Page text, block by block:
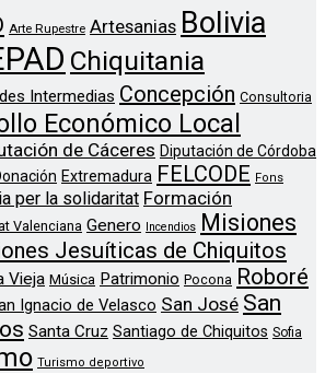
Arte Rupestre Artesanias Bolivia
Chiquitania
Intermedias Concepción Consultoria
Económico Local
de Cáceres Diputación de Córdoba
Extremadura FELCODE Fons
per la solidaritat Formación
Valenciana Genero Incendios Misiones
Jesuíticas de Chiquitos
Vieja Música Patrimonio Pocona Roboré
Ignacio de Velasco San José San
Santa Cruz Santiago de Chiquitos Sofia
Turismo deportivo